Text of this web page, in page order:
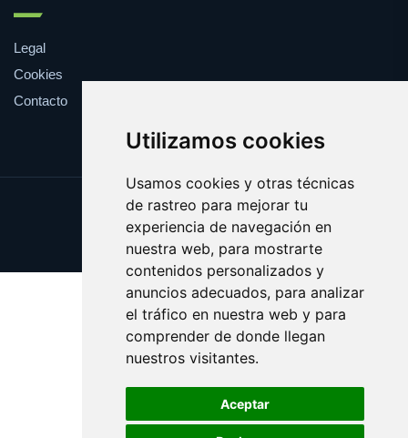
Utilizamos cookies
Usamos cookies y otras técnicas
de rastreo para mejorar tu
experiencia de navegación en
nuestra web, para mostrarte
contenidos personalizados y
anuncios adecuados, para analizar
el tráfico en nuestra web y para
comprender de donde llegan
nuestros visitantes.
Aceptar
Legal
Cookies
Contacto
Update cookies preferences
Copyright © 2025 luchar.es